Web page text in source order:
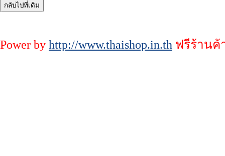
Power by http://www.thaishop.in.th ฟรีร้านค้